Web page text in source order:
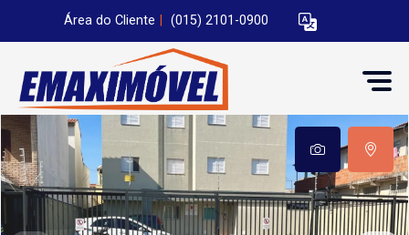
Área do Cliente (015) 2101-0900